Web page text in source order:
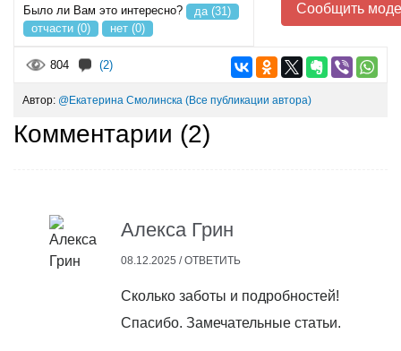
Было ли Вам это интересно?
да (31)
отчасти (0)
нет (0)
Сообщить
804 (2)
Автор: @Екатерина Смолинска (Все публикации автора)
Комментарии (2)
Алекса Грин
08.12.2025 /ОТВЕТИТЬ
Сколько заботы и подробностей!
Спасибо. Замечательные статьи.